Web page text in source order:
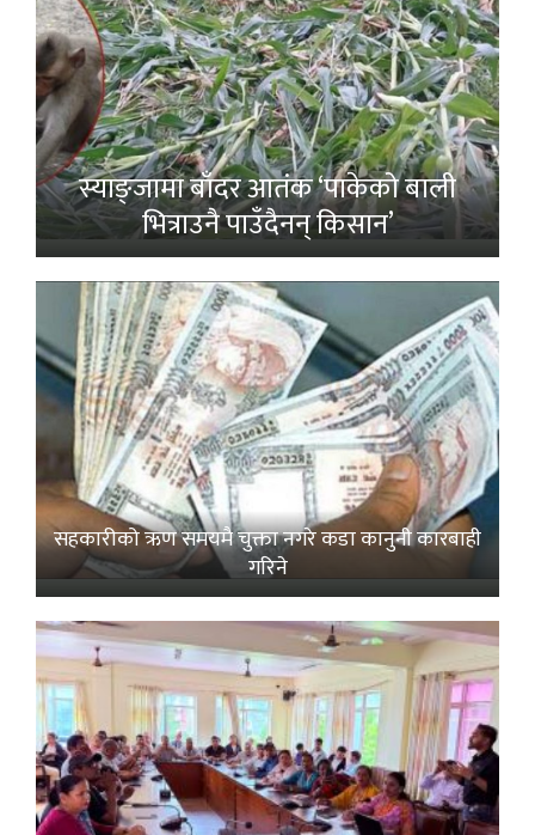
स्याङ्जामा बाँदर आतंक ‘पाकेको बाली
भित्राउनै पाउँदैनन् किसान’
सहकारीको ऋण समयमै चुक्ता नगरे कडा कानुनी कारबाही
गरिने